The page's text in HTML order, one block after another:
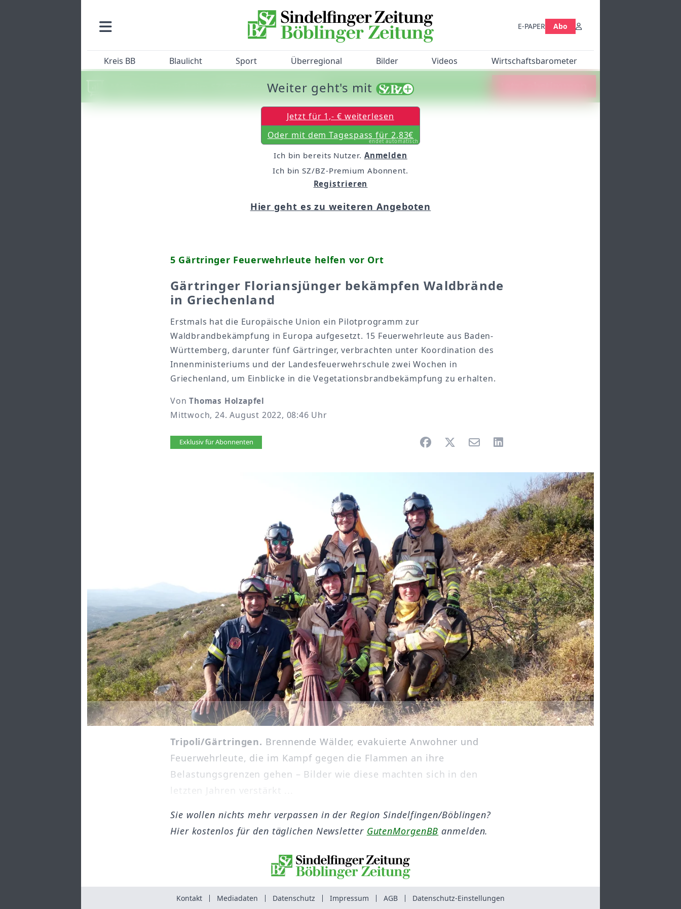
E-PAPER Abo
Kreis BB Blaulicht Sport Überregional Bilder Videos Wirtschaftsbarometer
Machen Sie mit beim SZ/BZ-Bürgerbarometer!
5 Gärtringer Feuerwehrleute helfen vor Ort
Gärtringer Floriansjünger bekämpfen Waldbrände
in Griechenland
Erstmals hat die Europäische Union ein Pilotprogramm zur
Waldbrandbekämpfung in Europa aufgesetzt. 15 Feuerwehrleute aus Baden-
Württemberg, darunter fünf Gärtringer, verbrachten unter Koordination des
Innenministeriums und der Landesfeuerwehrschule zwei Wochen in
Griechenland, um Einblicke in die Vegetationsbrandbekämpfung zu erhalten.
VonThomas Holzapfel
Mittwoch, 24. August 2022, 08:46 Uhr
Artikel vorlesen
Exklusiv für Abonnenten
Tripoli/Gärtringen. Brennende Wälder, evakuierte Anwohner und
Feuerwehrleute, die im Kampf gegen die Flammen an ihre
Belastungsgrenzen gehen – Bilder wie diese machten sich in den
letzten Jahren verstärkt ...
Weiter geht's mit
Jetzt für 1,- € weiterlesen
Oder mit dem Tagespass für 2,83€
endet automatisch
Ich bin bereits Nutzer. Anmelden
Ich bin SZ/BZ-Premium Abonnent.
Registrieren
Hier geht es zu weiteren Angeboten
Sie wollen nichts mehr verpassen in der Region Sindelfingen/Böblingen?
Hier kostenlos für den täglichen Newsletter GutenMorgenBB anmelden.
Kontakt Mediadaten Datenschutz Impressum AGB Datenschutz-Einstellungen